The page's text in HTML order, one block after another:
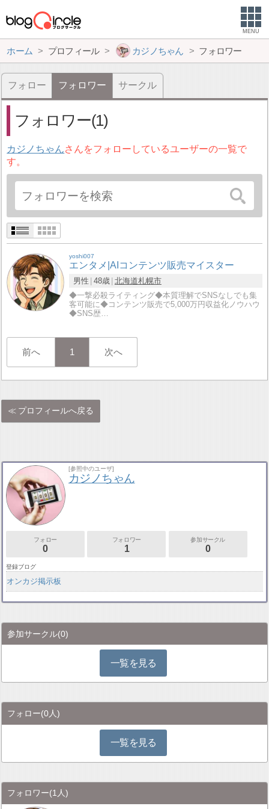
MENU
ホーム プロフィール カジノちゃん フォロワー
フォロー フォロワー サークル
フォロワー(1)
カジノちゃんさんをフォローしているユーザーの一覧で
す。
yoshi007
エンタメ|AIコンテンツ販売マイスター
男性 48歳 北海道札幌市
◆一撃必殺ライティング◆本質理解でSNSなしでも集
客可能に◆コンテンツ販売で5,000万円収益化ノウハウ
◆SNS歴…
前へ 1 次へ
プロフィールへ戻る
[参照中のユーザ]
カジノちゃん
フォロー
0
フォロワー
1
参加サークル
0
登録ブログ
オンカジ掲示板
参加サークル(0)
一覧を見る
フォロー(0人)
一覧を見る
フォロワー(1人)